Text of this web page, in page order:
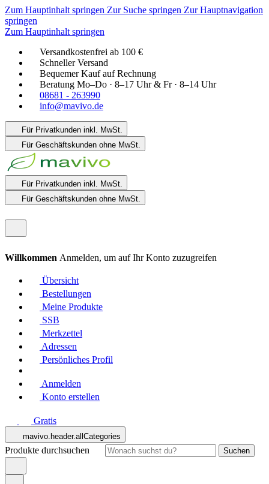
Zum Hauptinhalt springen Zur Suche springen Zur Hauptnavigation
springen
Zum Hauptinhalt springen
Versandkostenfrei ab 100 €
Schneller Versand
Bequemer Kauf auf Rechnung
Beratung Mo–Do · 8–17 Uhr & Fr · 8–14 Uhr
08681 - 263990
info@mavivo.de
Für Privatkunden inkl. MwSt.
Für Geschäftskunden ohne MwSt.
Für Privatkunden inkl. MwSt.
Für Geschäftskunden ohne MwSt.
Willkommen Anmelden, um auf Ihr Konto zuzugreifen
Übersicht
Bestellungen
Meine Produkte
SSB
Merkzettel
Adressen
Persönliches Profil
Anmelden
Konto erstellen
Gratis
mavivo.header.allCategories
Produkte durchsuchen Suchen